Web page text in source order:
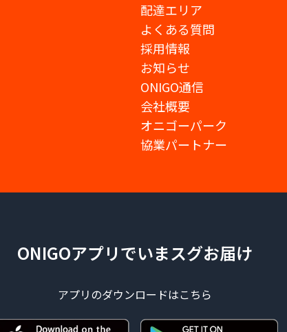
配達エリア
よくある質問
採用情報
お知らせ
ONIGO通信
会社概要
オニゴーパーク
協業パートナー
ONIGOアプリでいまスグお届け
アプリのダウンロードはこちら